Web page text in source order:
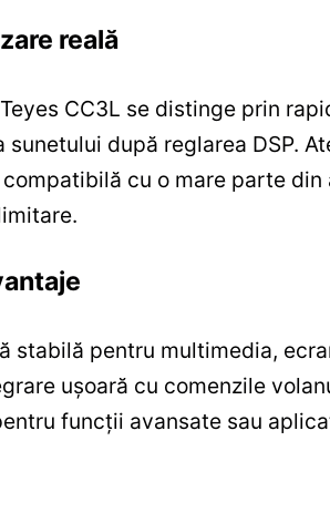
reală
CC3L se distinge prin
după reglarea DSP.
cu o mare parte
stabilă pentru multimedia,
uşoară cu comenzile
funcţii avansate sau